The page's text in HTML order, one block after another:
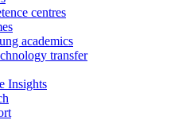
centres
academics
transfer
Insights